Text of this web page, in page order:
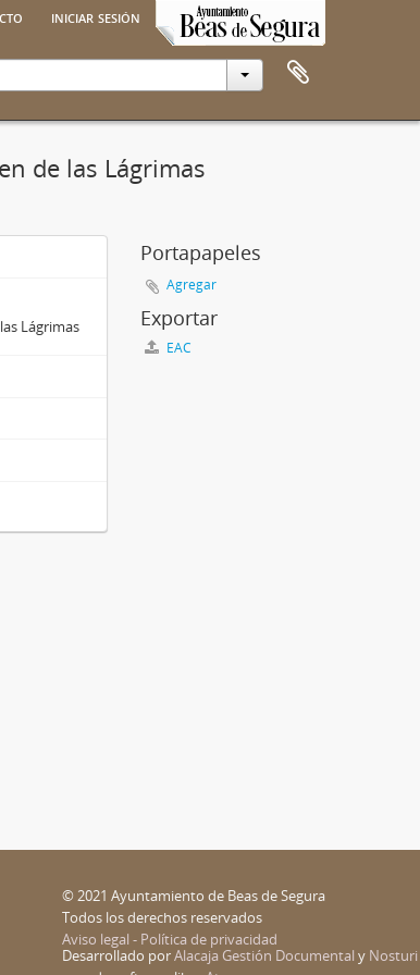
iniciar sesión
de las Lágrimas
Lágrimas
Portapapeles
Agregar
Exportar
EAC
© 2021 Ayuntamiento de Beas de Segura
Todos los derechos reservados
Aviso legal - Política de privacidad
Desarrollado porAlacaja Gestión Documental y Nosturi